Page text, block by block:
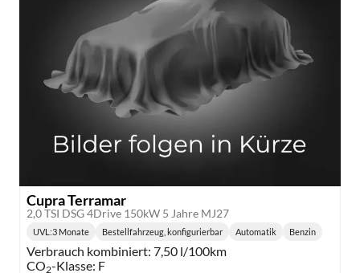
Cupra Terramar
2,0 TSI DSG 4Drive 150kW 5 Jahre MJ27
UVL :3 Monate Bestellfahrzeug, konfigurierbar Automatik Benzin
Verbrauch kombiniert: 7,50 l/100km
CO2-Klasse: F